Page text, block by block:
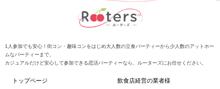
1人参加でも安心！街コン・趣味コンをはじめ大人数の立食パーティーから少人数のアットホー
ムなパーティーまで。
カジュアルだけど安心して参加できる恋活パーティーなら、ルーターズにお任せください。
トップページ
飲食店経営の業者様